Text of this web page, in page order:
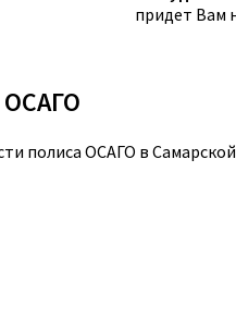
придет Вам
ОСАГО
полиса ОСАГО в